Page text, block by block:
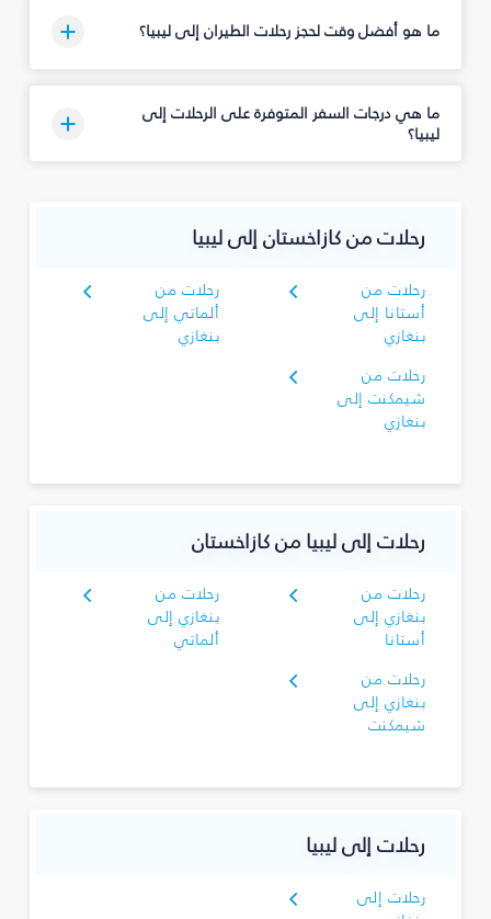
ما هو أفضل وقت لحجز رحلات الطيران إلى ليبيا؟
ما هي درجات السفر المتوفرة على الرحلات إلى
ليبيا؟
رحلات من كازاخستان إلى ليبيا
رحلات من
أستانا إلى
بنغازي
رحلات من
ألماتي إلى
بنغازي
رحلات من
شيمكنت إلى
بنغازي
رحلات إلى ليبيا من كازاخستان
رحلات من
بنغازي إلى
أستانا
رحلات من
بنغازي إلى
ألماتي
رحلات من
بنغازي إلى
شيمكنت
رحلات إلى ليبيا
رحلات إلى